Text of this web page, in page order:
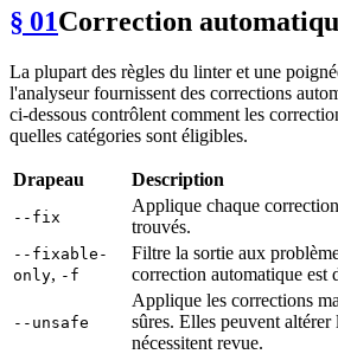
§ 01Correction
La plupart des règles du linter et une
l'analyseur fournissent des corrections
ci-dessous contrôlent comment les
quelles catégories sont éligibles.
Drapeau Description
--fix
Applique chaque
trouvés.
--fixable-
only, -f
Filtre la sortie aux
correction automatique est
--unsafe
Applique les corrections
sûres. Elles peuvent
nécessitent revue.